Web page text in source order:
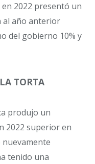
2022 presentó un
al año anterior
del gobierno 10% y
TORTA
produjo un
2022 superior en
nuevamente
tenido una